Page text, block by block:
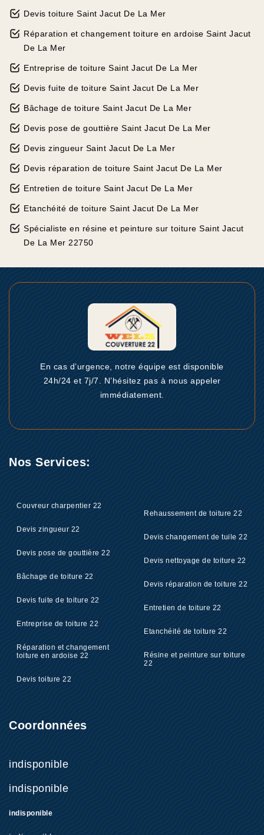
Devis toiture Saint Jacut De La Mer
Réparation et changement toiture en ardoise Saint Jacut
De La Mer
Entreprise de toiture Saint Jacut De La Mer
Devis fuite de toiture Saint Jacut De La Mer
Bâchage de toiture Saint Jacut De La Mer
Devis pose de gouttière Saint Jacut De La Mer
Devis zingueur Saint Jacut De La Mer
Devis réparation de toiture Saint Jacut De La Mer
Entretien de toiture Saint Jacut De La Mer
Etanchéité de toiture Saint Jacut De La Mer
Spécialiste en résine et peinture sur toiture Saint Jacut
De La Mer 22750
En cas d’urgence, notre équipe est disponible
24h/24 et 7j/7. N’hésitez pas à nous appeler
immédiatement.
Nos Services:
Couvreur charpentier 22
Devis zingueur 22
Devis pose de gouttière 22
Bâchage de toiture 22
Devis fuite de toiture 22
Entreprise de toiture 22
Réparation et changement
toiture en ardoise 22
Devis toiture 22
Rehaussement de toiture 22
Devis changement de tuile 22
Devis nettoyage de toiture 22
Devis réparation de toiture 22
Entretien de toiture 22
Etanchéité de toiture 22
Résine et peinture sur toiture
22
Coordonnées
indisponible
indisponible
indisponible